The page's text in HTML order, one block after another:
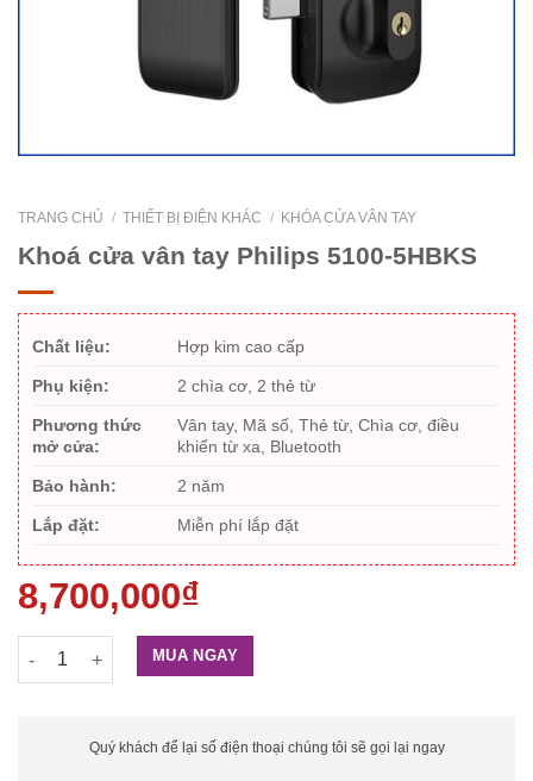
TRANG CHỦ / THIẾT BỊ ĐIỆN KHÁC / KHÓA CỬA VÂN TAY
Khoá cửa vân tay Philips 5100-5HBKS
Chất liệu: Hợp kim cao cấp
Phụ kiện: 2 chìa cơ, 2 thẻ từ
Phương thức
mở cửa:
Vân tay, Mã số, Thẻ từ, Chìa cơ, điều
khiển từ xa, Bluetooth
Bảo hành: 2 năm
Lắp đặt: Miễn phí lắp đặt
8,700,000₫
Khoá cửa vân tay Philips 5100-5HBKS số lượng
MUA NGAY
Quý khách để lại số điện thoại chúng tôi sẽ gọi lại ngay